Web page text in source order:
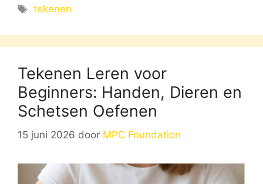
Tags
tekenen
Tekenen Leren voor
Beginners: Handen, Dieren en
Schetsen Oefenen
15 juni 2026 door MPC Foundation